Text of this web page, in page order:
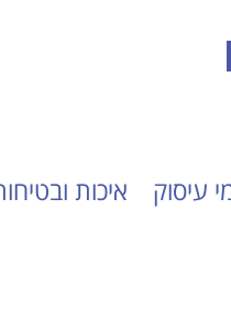
עיסוק איכות